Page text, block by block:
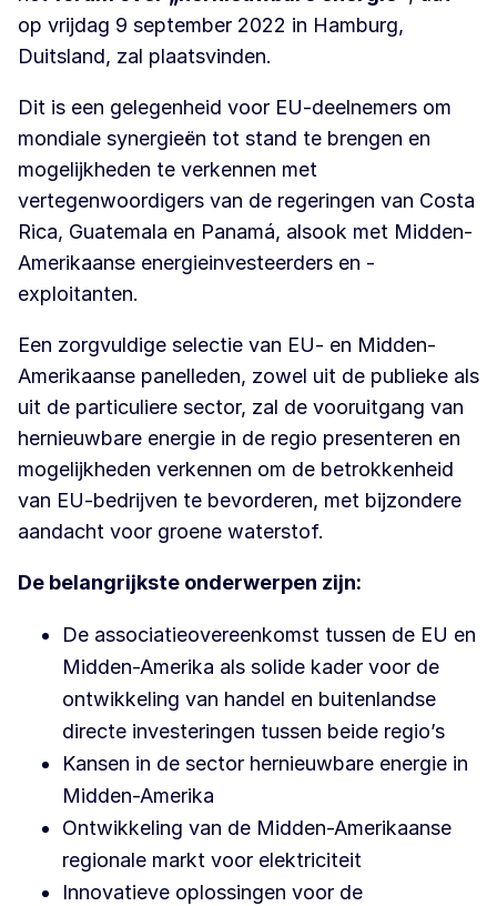
op vrijdag 9 september 2022 in Hamburg,
Duitsland, zal plaatsvinden.
Dit is een gelegenheid voor EU-deelnemers om
mondiale synergieën tot stand te brengen en
mogelijkheden te verkennen met
vertegenwoordigers van de regeringen van Costa
Rica, Guatemala en Panamá, alsook met Midden-
Amerikaanse energieinvesteerders en -
exploitanten.
Een zorgvuldige selectie van EU- en Midden-
Amerikaanse panelleden, zowel uit de publieke als
uit de particuliere sector, zal de vooruitgang van
hernieuwbare energie in de regio presenteren en
mogelijkheden verkennen om de betrokkenheid
van EU-bedrijven te bevorderen, met bijzondere
aandacht voor groene waterstof.
De belangrijkste onderwerpen zijn:
De associatieovereenkomst tussen de EU en
Midden-Amerika als solide kader voor de
ontwikkeling van handel en buitenlandse
directe investeringen tussen beide regio’s
Kansen in de sector hernieuwbare energie in
Midden-Amerika
Ontwikkeling van de Midden-Amerikaanse
regionale markt voor elektriciteit
Innovatieve oplossingen voor de